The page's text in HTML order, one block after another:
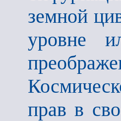
земной
уровне
прав в